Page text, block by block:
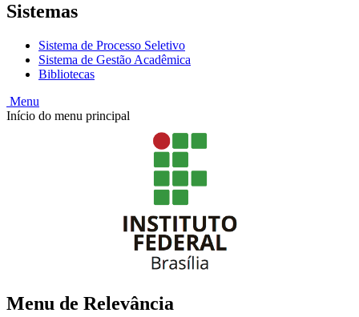
Sistemas
Sistema de Processo Seletivo
Sistema de Gestão Acadêmica
Bibliotecas
Menu
Início do menu principal
Menu de Relevância